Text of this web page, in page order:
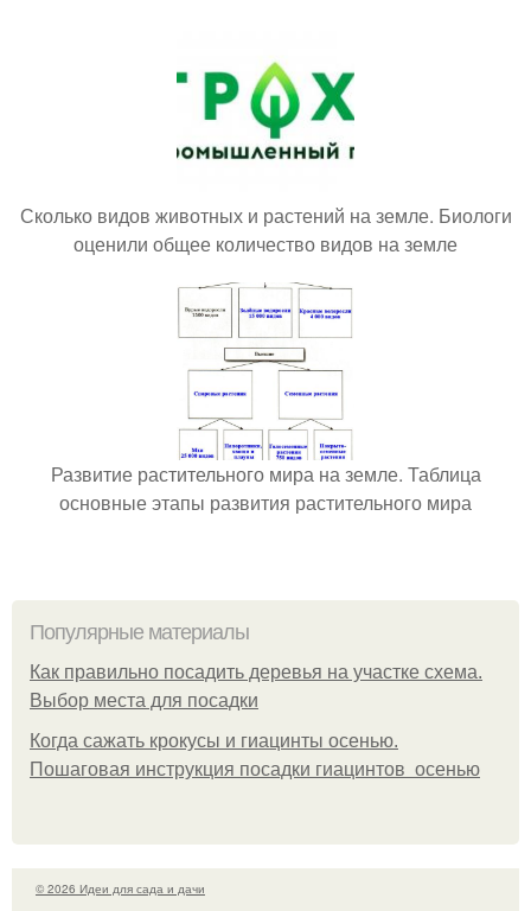
Сколько видов животных и растений на земле. Биологи
оценили общее количество видов на земле
Развитие растительного мира на земле. Таблица
основные этапы развития растительного мира
Популярные материалы
Как правильно посадить деревья на участке схема.
Выбор места для посадки
Когда сажать крокусы и гиацинты осенью.
Пошаговая инструкция посадки гиацинтов осенью
© 2026 Идеи для сада и дачи